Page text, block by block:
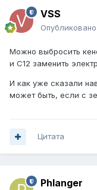
VSS
Опубликовано:
Можно выбросить
и С12 заменить
И как уже сказали
может быть, если с
Цитата
Phlanger